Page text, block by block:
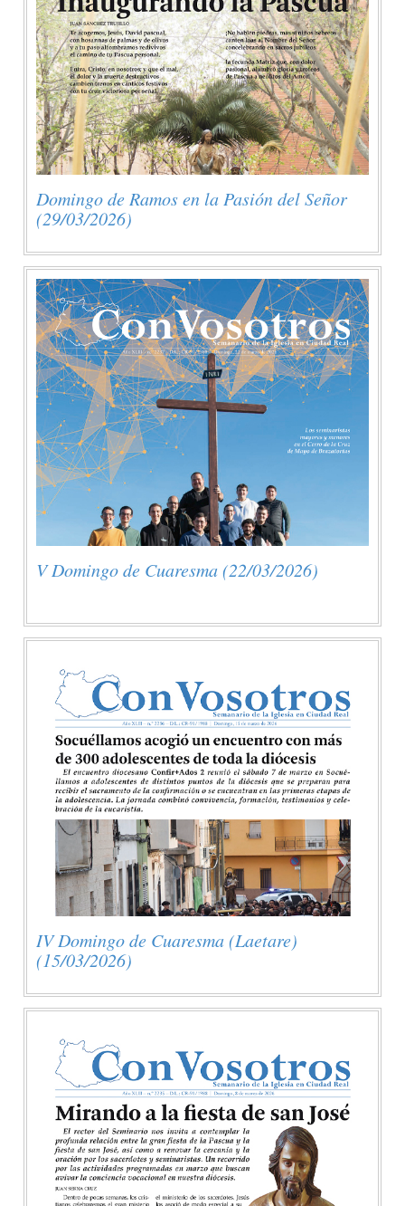
Domingo de Ramos en la Pasión del Señor
(29/03/2026)
V Domingo de Cuaresma (22/03/2026)
IV Domingo de Cuaresma (Laetare)
(15/03/2026)